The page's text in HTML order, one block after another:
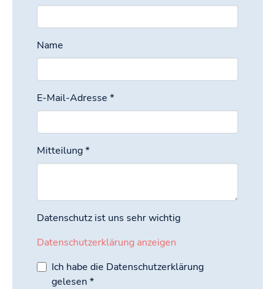
Name
E-Mail-Adresse *
Mitteilung*
Datenschutz ist uns sehr wichtig
Datenschutzerklärung anzeigen
Ich habe die Datenschutzerklärung
gelesen *